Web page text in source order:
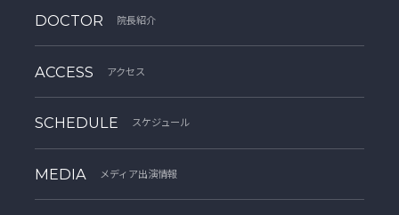
DOCTOR 院長紹介
ACCESS アクセス
SCHEDULE スケジュール
MEDIA メディア出演情報